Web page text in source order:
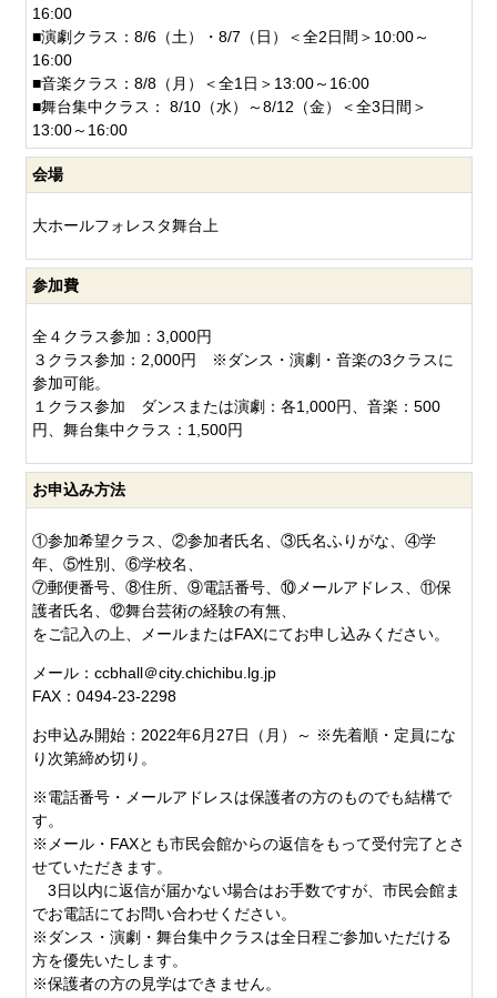
16:00
■演劇クラス：8/6（土）・8/7（日）＜全2日間＞10:00～
16:00
■音楽クラス：8/8（月）＜全1日＞13:00～16:00
■舞台集中クラス： 8/10（水）～8/12（金）＜全3日間＞
13:00～16:00
会場
大ホールフォレスタ舞台上
参加費
全４クラス参加：3,000円
３クラス参加：2,000円 ※ダンス・演劇・音楽の3クラスに
参加可能。
１クラス参加 ダンスまたは演劇：各1,000円、音楽：500
円、舞台集中クラス：1,500円
お申込み方法
①参加希望クラス、②参加者氏名、③氏名ふりがな、④学
年、⑤性別、⑥学校名、
⑦郵便番号、⑧住所、⑨電話番号、⑩メールアドレス、⑪保
護者氏名、⑫舞台芸術の経験の有無、
をご記入の上、メールまたはFAXにてお申し込みください。
メール：ccbhall＠city.chichibu.lg.jp
FAX：0494-23-2298
お申込み開始：2022年6月27日（月）～ ※先着順・定員にな
り次第締め切り。
※電話番号・メールアドレスは保護者の方のものでも結構で
す。
※メール・FAXとも市民会館からの返信をもって受付完了とさ
せていただきます。
3日以内に返信が届かない場合はお手数ですが、市民会館ま
でお電話にてお問い合わせください。
※ダンス・演劇・舞台集中クラスは全日程ご参加いただける
方を優先いたします。
※保護者の方の見学はできません。